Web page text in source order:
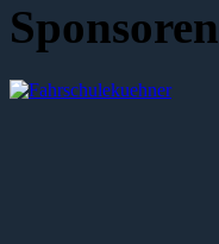
Sponsoren